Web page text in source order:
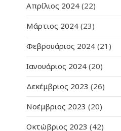
Απρίλιος 2024 (22)
Μάρτιος 2024 (23)
Φεβρουάριος 2024 (21)
Ιανουάριος 2024 (20)
Δεκέμβριος 2023 (26)
Νοέμβριος 2023 (20)
Οκτώβριος 2023 (42)